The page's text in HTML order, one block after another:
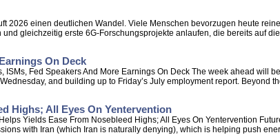
2026 einen deutlichen Wandel. Viele Menschen bevorzugen heute
gleichzeitig erste 6G-Forschungsprojekte anlaufen, die bereits auf
On Deck
Fed Speakers And More Earnings On Deck The week ahead will
and building up to Friday’s July employment report. Beyond
Highs; All Eyes On Yentervention
Yields Ease From Nosebleed Highs; All Eyes On Yentervention
with Iran (which Iran is naturally denying), which is helping push